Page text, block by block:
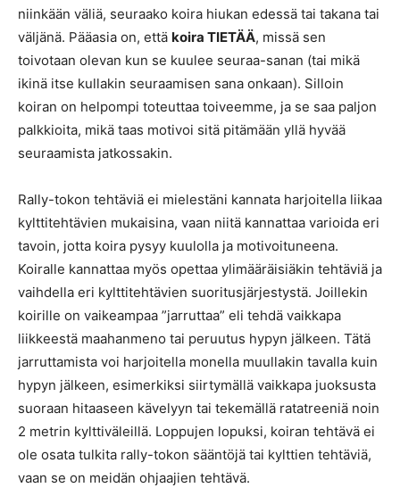
niinkään väliä, seuraako koira hiukan edessä tai takana tai
väljänä. Pääasia on, että koira TIETÄÄ, missä sen
toivotaan olevan kun se kuulee seuraa-sanan (tai mikä
ikinä itse kullakin seuraamisen sana onkaan). Silloin
koiran on helpompi toteuttaa toiveemme, ja se saa paljon
palkkioita, mikä taas motivoi sitä pitämään yllä hyvää
seuraamista jatkossakin.
Rally-tokon tehtäviä ei mielestäni kannata harjoitella liikaa
kylttitehtävien mukaisina, vaan niitä kannattaa varioida eri
tavoin, jotta koira pysyy kuulolla ja motivoituneena.
Koiralle kannattaa myös opettaa ylimääräisiäkin tehtäviä ja
vaihdella eri kylttitehtävien suoritusjärjestystä. Joillekin
koirille on vaikeampaa ”jarruttaa” eli tehdä vaikkapa
liikkeestä maahanmeno tai peruutus hypyn jälkeen. Tätä
jarruttamista voi harjoitella monella muullakin tavalla kuin
hypyn jälkeen, esimerkiksi siirtymällä vaikkapa juoksusta
suoraan hitaaseen kävelyyn tai tekemällä ratatreeniä noin
2 metrin kylttiväleillä. Loppujen lopuksi, koiran tehtävä ei
ole osata tulkita rally-tokon sääntöjä tai kylttien tehtäviä,
vaan se on meidän ohjaajien tehtävä.